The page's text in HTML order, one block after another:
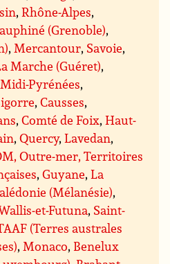
,Rhône-Alpes,
(Grenoble),
, Mercantour, Savoie,
Marche (Guéret),
Midi-Pyrénées,
,Causses,
,Comté de Foix,Haut-
,Quercy,Lavedan,
Outre-mer, Territoires
,Guyane,La
(Mélanésie),
et-Futuna, Saint-
(Terres australes
, Monaco, Benelux